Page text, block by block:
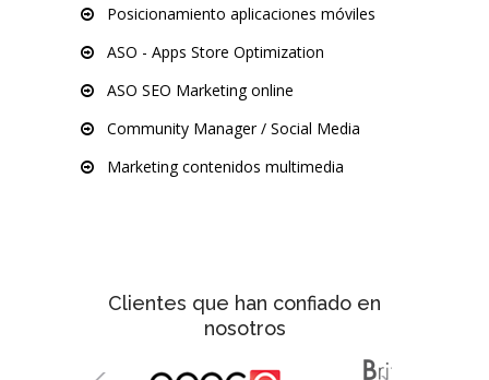
Posicionamiento aplicaciones móviles
ASO - Apps Store Optimization
ASO SEO Marketing online
Community Manager / Social Media
Marketing contenidos multimedia
Clientes que han confiado en
nosotros